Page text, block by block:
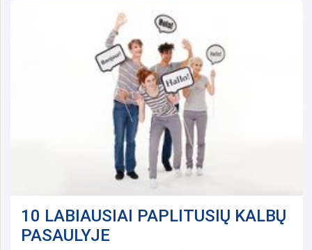
10 LABIAUSIAI PAPLITUSIŲ KALBŲ
PASAULYJE